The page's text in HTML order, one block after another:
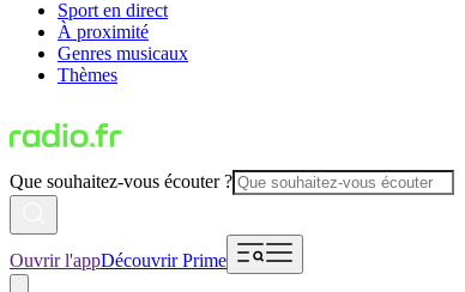
Sport en direct
À proximité
Genres musicaux
Thèmes
Que souhaitez-vous écouter ?
Ouvrir l'appDécouvrir Prime